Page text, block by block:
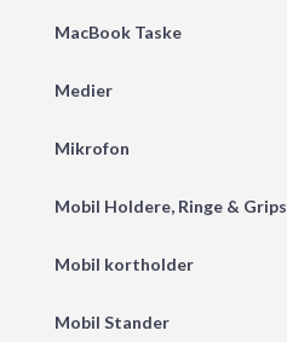
MacBook Taske
Medier
Mikrofon
Mobil Holdere, Ringe & Grips
Mobil kortholder
Mobil Stander